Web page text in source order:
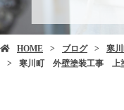
HOME ブログ 寒
寒川町 外壁塗装工事 上